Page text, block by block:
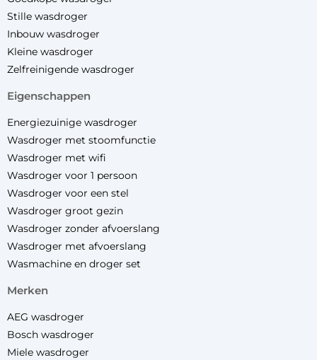
Stille wasdroger
Inbouw wasdroger
Kleine wasdroger
Zelfreinigende wasdroger
eigenschappen
Energiezuinige wasdroger
Wasdroger met stoomfunctie
Wasdroger met wifi
Wasdroger voor 1 persoon
Wasdroger voor een stel
Wasdroger groot gezin
Wasdroger zonder afvoerslang
Wasdroger met afvoerslang
Wasmachine en droger set
merken
AEG wasdroger
Bosch wasdroger
Miele wasdroger